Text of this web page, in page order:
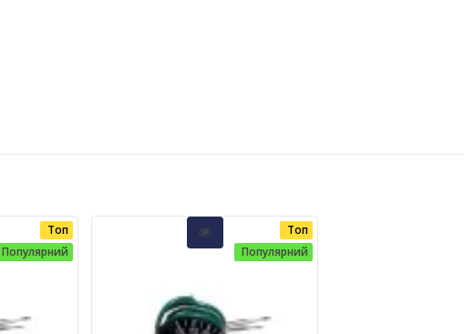
Топ
Популярний
Топ
Популярний